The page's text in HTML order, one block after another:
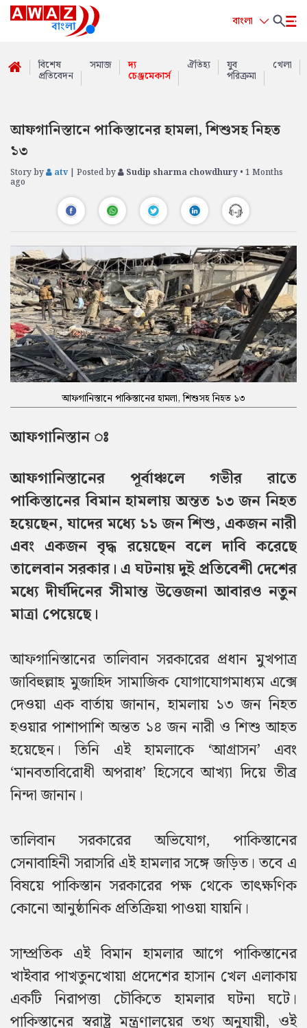
বাংলা
বিশেষ
প্রতিবেদন
সমাজ দ্য
চেঞ্জমেকার্স
ঐতিহ্য যুব
পরিক্রমা
খেলা
আফগানিস্তানে পাকিস্তানের হামলা, শিশুসহ নিহত
১৩
Story by atv| Posted by Sudip sharma chowdhury • 1 Months
ago
আফগানিস্তানে পাকিস্তানের হামলা, শিশুসহ নিহত ১৩
আফগানিস্তান ঃ
আফগানিস্তানের পূর্বাঞ্চলে গভীর রাতে
পাকিস্তানের বিমান হামলায় অন্তত ১৩ জন নিহত
হয়েছেন, যাদের মধ্যে ১১ জন শিশু, একজন নারী
এবং একজন বৃদ্ধ রয়েছেন বলে দাবি করেছে
তালেবান সরকার। এ ঘটনায় দুই প্রতিবেশী দেশের
মধ্যে দীর্ঘদিনের সীমান্ত উত্তেজনা আবারও নতুন
মাত্রা পেয়েছে।
আফগানিস্তানের তালিবান সরকারের প্রধান মুখপাত্র
জাবিহুল্লাহ মুজাহিদ সামাজিক যোগাযোগমাধ্যম এক্সে
দেওয়া এক বার্তায় জানান, হামলায় ১৩ জন নিহত
হওয়ার পাশাপাশি অন্তত ১৪ জন নারী ও শিশু আহত
হয়েছেন। তিনি এই হামলাকে ‘আগ্রাসন’ এবং
‘মানবতাবিরোধী অপরাধ’ হিসেবে আখ্যা দিয়ে তীব্র
নিন্দা জানান।
তালিবান সরকারের অভিযোগ, পাকিস্তানের
সেনাবাহিনী সরাসরি এই হামলার সঙ্গে জড়িত। তবে এ
বিষয়ে পাকিস্তান সরকারের পক্ষ থেকে তাৎক্ষণিক
কোনো আনুষ্ঠানিক প্রতিক্রিয়া পাওয়া যায়নি।
সাম্প্রতিক এই বিমান হামলার আগে পাকিস্তানের
খাইবার পাখতুনখোয়া প্রদেশের হাসান খেল এলাকায়
একটি নিরাপত্তা চৌকিতে হামলার ঘটনা ঘটে।
পাকিস্তানের স্বরাষ্ট্র মন্ত্রণালয়ের তথ্য অনুযায়ী, ওই